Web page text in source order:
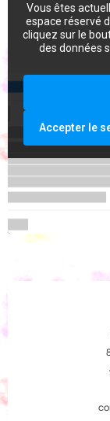
Vous êtes
espace réservé
cliquez sur le
des données
Accepter le